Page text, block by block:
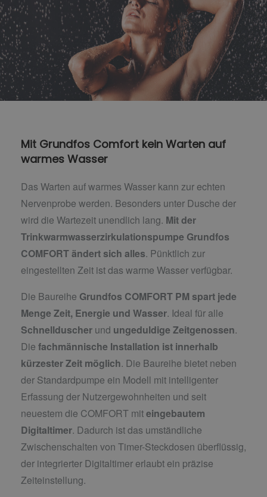
Mit Grundfos Comfort kein Warten auf
warmes Wasser
Das Warten auf warmes Wasser kann zur echten
Nervenprobe werden. Besonders unter Dusche der
wird die Wartezeit unendlich lang. Mit der
Trinkwarmwasserzirkulationspumpe Grundfos
COMFORT ändert sich alles. Pünktlich zur
eingestellten Zeit ist das warme Wasser verfügbar.
Die Baureihe Grundfos COMFORT PM spart jede
Menge Zeit, Energie und Wasser. Ideal für alle
Schnellduscher und ungeduldige Zeitgenossen.
Die fachmännische Installation ist innerhalb
kürzester Zeit möglich. Die Baureihe bietet neben
der Standardpumpe ein Modell mit intelligenter
Erfassung der Nutzergewohnheiten und seit
neuestem die COMFORT miteingebautem
Digitaltimer. Dadurch ist das umständliche
Zwischenschalten von Timer-Steckdosen überflüssig,
der integrierter Digitaltimer erlaubt ein präzise
Zeiteinstellung.